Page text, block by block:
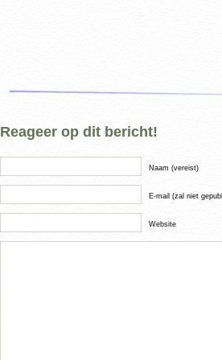
Reageer op dit bericht!
Naam (vereist)
E-mail (zal niet
Website